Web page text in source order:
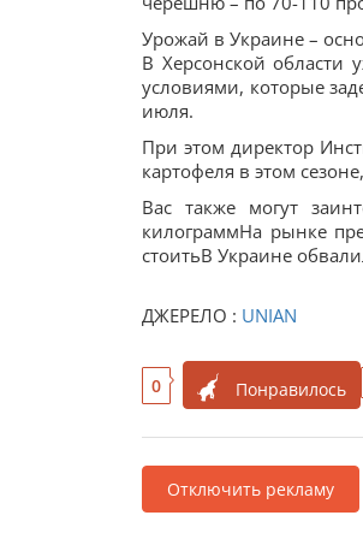
Урожай в Украине –
В Херсонской области
условиями, которые
июля.
При этом директор
картофеля в этом
Вас также могут
килограммНа рынке
стоитьВ Украине
ДЖЕРЕЛО : UNIAN
0 Понравилось
Отключить рекламу